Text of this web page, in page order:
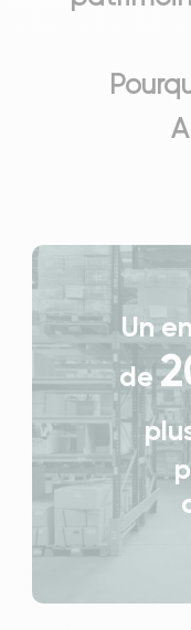
Un
de